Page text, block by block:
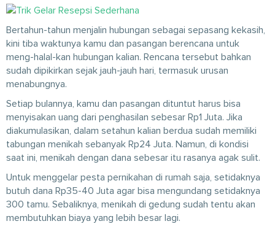
Bertahun-tahun menjalin hubungan sebagai sepasang kekasih,
kini tiba waktunya kamu dan pasangan berencana untuk
meng-halal-kan hubungan kalian. Rencana tersebut bahkan
sudah dipikirkan sejak jauh-jauh hari, termasuk urusan
menabungnya.
Setiap bulannya, kamu dan pasangan dituntut harus bisa
menyisakan uang dari penghasilan sebesar Rp1 Juta. Jika
diakumulasikan, dalam setahun kalian berdua sudah memiliki
tabungan menikah sebanyak Rp24 Juta. Namun, di kondisi
saat ini, menikah dengan dana sebesar itu rasanya agak sulit.
Untuk menggelar pesta pernikahan di rumah saja, setidaknya
butuh dana Rp35-40 Juta agar bisa mengundang setidaknya
300 tamu. Sebaliknya, menikah di gedung sudah tentu akan
membutuhkan biaya yang lebih besar lagi.